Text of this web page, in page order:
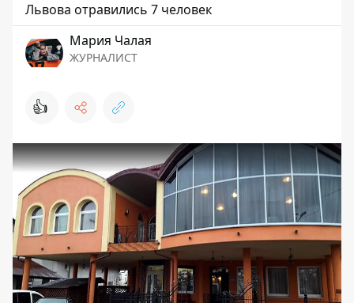
Львова отравились 7 человек
Мария Чалая
ЖУРНАЛИСТ
👍